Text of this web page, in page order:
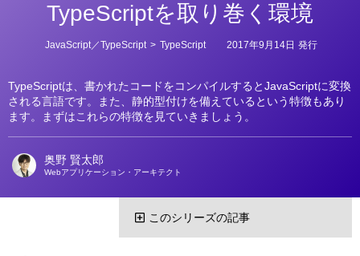
TypeScriptを取り巻く環境
TypeScriptは、書かれたコードをコンパイルするとJavaScriptに変換
される言語です。また、静的型付けを備えているという特徴もあり
ます。まずはこれらの特徴を見ていきましょう。
カ
ー
JavaScript／TypeScript > TypeScript 2017年9月14日 発行
奥野 賢太郎
Webアプリケーション・アーキテクト
このシリーズの記事